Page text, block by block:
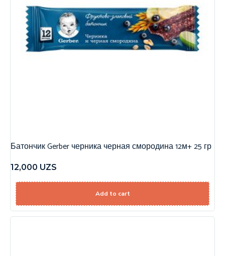
Батончик Gerber черника черная смородина 12м+ 25 гр
12,000 UZS
Add to cart